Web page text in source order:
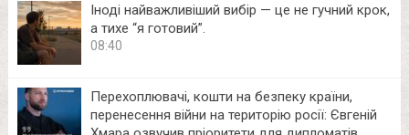
Іноді найважливіший вибір — це не гучний крок,
а тихе “я готовий”.
08:40
Перехоплювачі, кошти на безпеку країни,
перенесення війни на територію росії: Євгеній